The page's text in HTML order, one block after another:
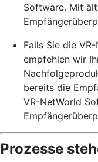
Software. Mit
Falls Sie die
empfehlen wir
bereits die
VR-NetWorld
Prozesse